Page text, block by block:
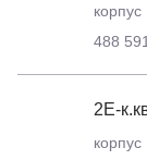
корпус
488
2Е-
корпус